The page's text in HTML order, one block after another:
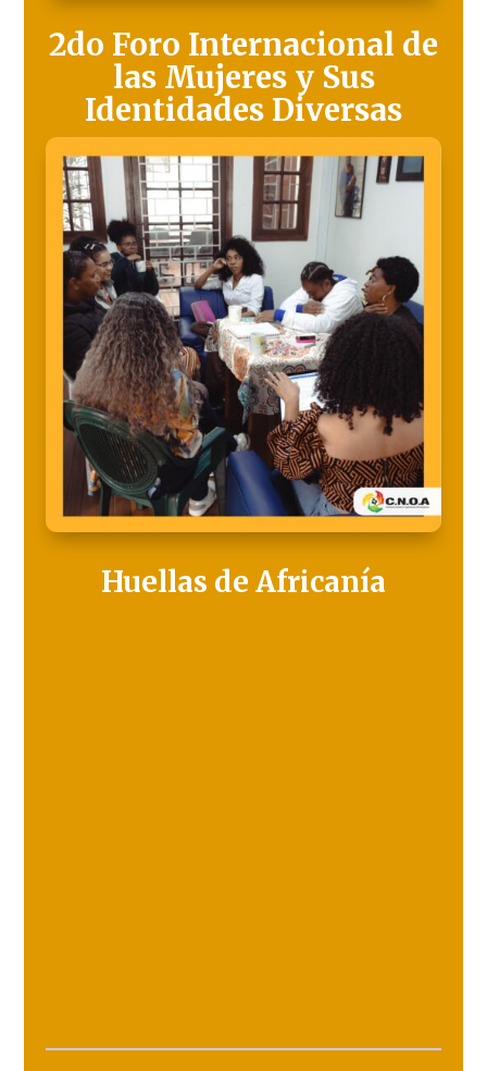
2do Foro Internacional de
las Mujeres y Sus
Identidades Diversas
Huellas de Africanía